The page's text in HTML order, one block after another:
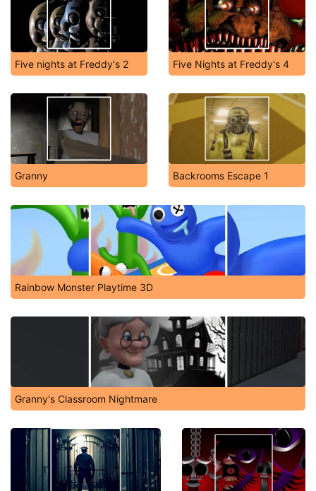
Five nights at Freddy's 2 Five Nights at Freddy's 4
Granny Backrooms Escape 1
Rainbow Monster Playtime 3D
Granny's Classroom Nightmare